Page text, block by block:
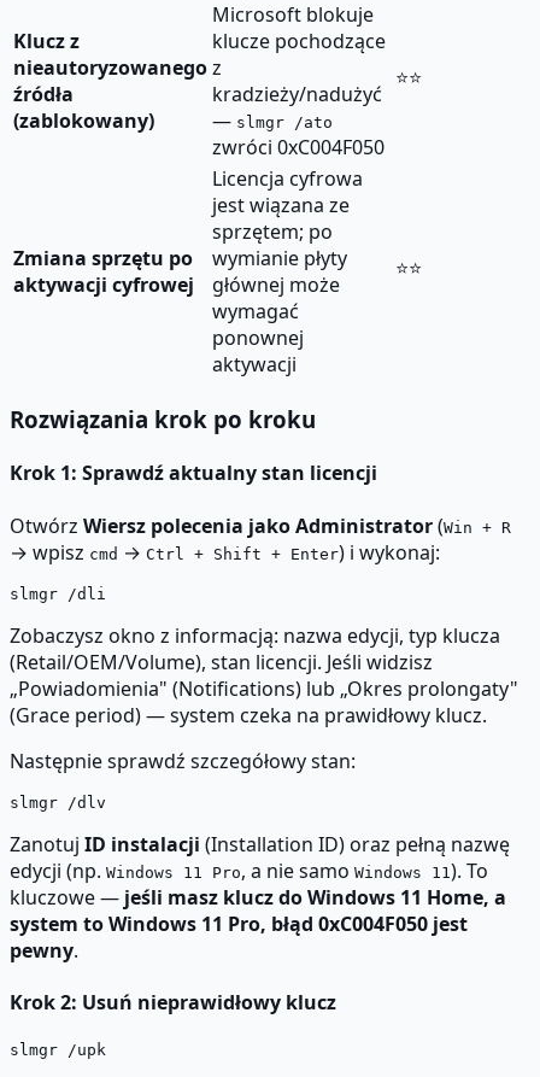
Klucz z
nieautoryzowanego
źródła
(zablokowany)
Microsoft blokuje
klucze pochodzące
z
kradzieży/nadużyć
— slmgr /ato
zwróci 0xC004F050
⭐⭐
Zmiana sprzętu po
aktywacji cyfrowej
Licencja cyfrowa
jest wiązana ze
sprzętem; po
wymianie płyty
głównej może
wymagać
ponownej
aktywacji
⭐⭐
Rozwiązania krok po kroku
Krok 1: Sprawdź aktualny stan licencji
Otwórz Wiersz polecenia jako Administrator(Win + R
→ wpisz cmd → Ctrl + Shift + Enter) i wykonaj:
Zobaczysz okno z informacją: nazwa edycji, typ klucza
(Retail/OEM/Volume), stan licencji. Jeśli widzisz
„Powiadomienia" (Notifications) lub „Okres prolongaty"
(Grace period) — system czeka na prawidłowy klucz.
Następnie sprawdź szczegółowy stan:
Zanotuj ID instalacji (Installation ID) oraz pełną nazwę
edycji (np. Windows 11 Pro, a nie samo Windows 11 ). To
kluczowe — jeśli masz klucz do Windows 11 Home, a
system to Windows 11 Pro, błąd 0xC004F050 jest
pewny.
Krok 2: Usuń nieprawidłowy klucz